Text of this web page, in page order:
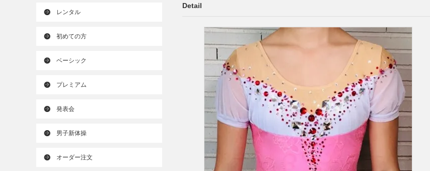
Detail
レンタル
初めての方
ベーシック
プレミアム
発表会
男子新体操
オーダー注文